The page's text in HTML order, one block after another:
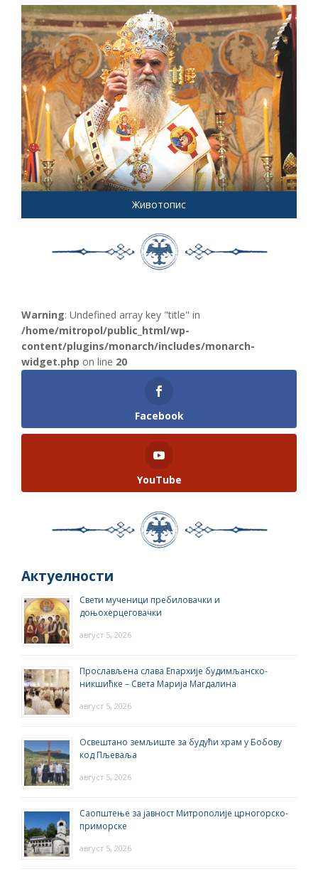
Животопис
Warning: Undefined array key "title" in
/home/mitropol/public_html/wp-
content/plugins/monarch/includes/monarch-
widget.php on line 20
Facebook
YouTube
Актуелности
Свети мученици пребиловачки и
доњохерцеговачки
август 5, 2026
Прослављена слава Епархије будимљанско-
никшићке – Света Марија Магдалина
август 5, 2026
Освештано земљиште за будући храм у Бобову
код Пљеваља
август 5, 2026
Саопштење за јавност Митрополије црногорско-
приморске
август 5, 2026